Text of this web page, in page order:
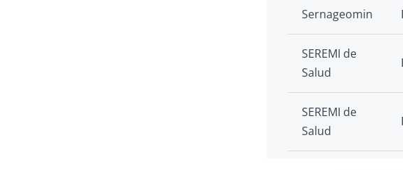
Sernageomin
SEREMI de
Salud
SEREMI de
Salud